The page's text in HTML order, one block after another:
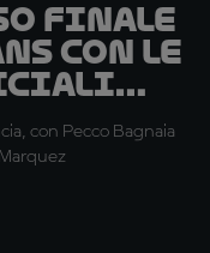
finale
con le
con Pecco Bagnaia